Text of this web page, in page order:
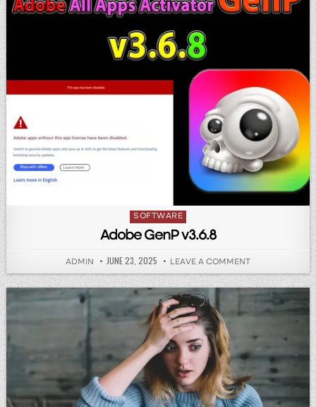
Posted in
SOFTWARE
Adobe GenP v3.6.8
AUTHOR:
ADMIN PUBLISHED DATE:
JUNE 23, 2025 LEAVE A COMMENTON ADOBE